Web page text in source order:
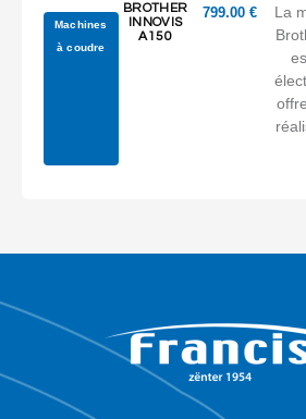
Machines
à coudre
BROTHER
INNOVIS
A150
799.00€
La